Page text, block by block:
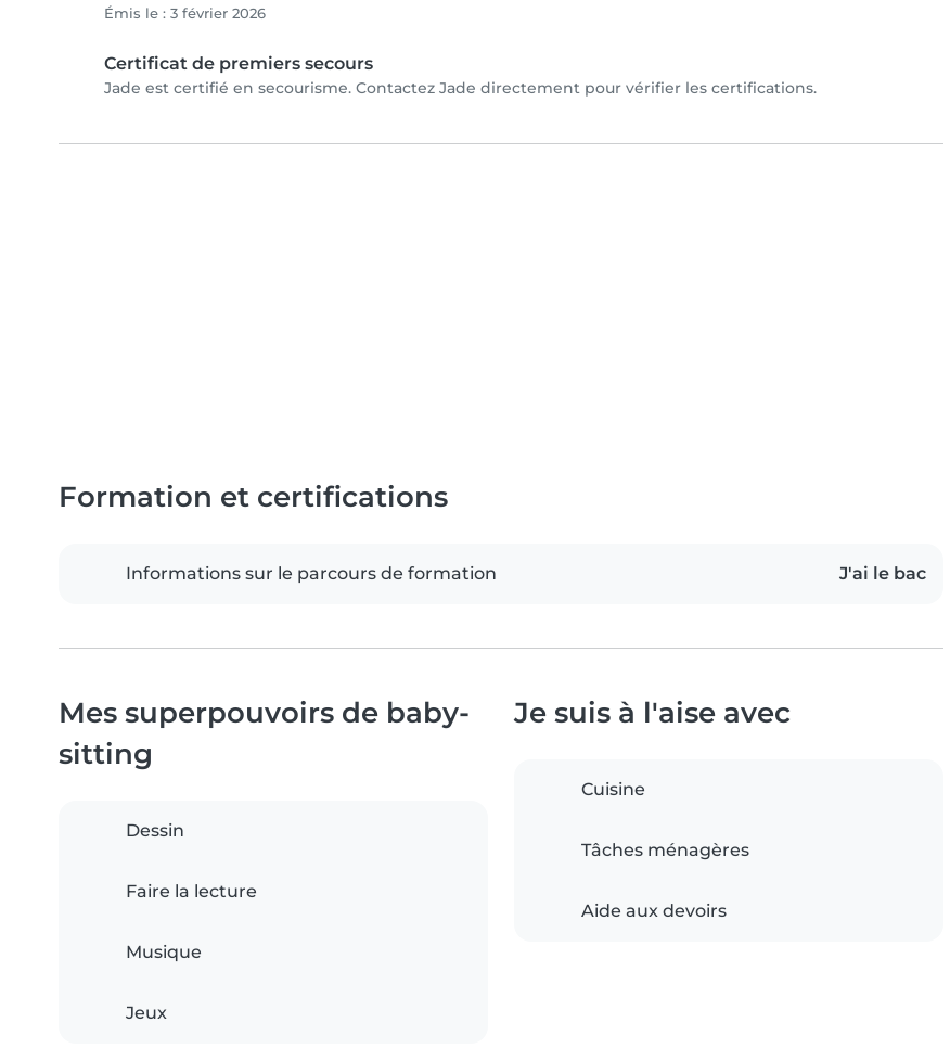
Émis le : 3 février 2026
Certificat de premiers secours
Jade est certifié en secourisme. Contactez Jade directement pour vérifier les certifications.
Formation et certifications
Informations sur le parcours de formation J'ai le bac
Mes superpouvoirs de baby-
sitting
Dessin
Faire la lecture
Musique
Jeux
Je suis à l'aise avec
Cuisine
Tâches ménagères
Aide aux devoirs